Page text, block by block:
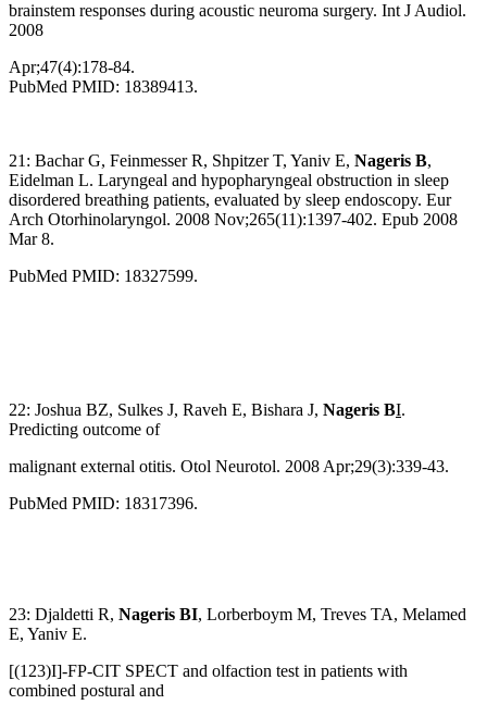
brainstem responses during acoustic neuroma surgery. Int J Audiol.
2008
Apr;47(4):178-84.
PubMed PMID: 18389413.
21: Bachar G, Feinmesser R, Shpitzer T, Yaniv E, Nageris B,
Eidelman L. Laryngeal and hypopharyngeal obstruction in sleep
disordered breathing patients, evaluated by sleep endoscopy. Eur
Arch Otorhinolaryngol. 2008 Nov;265(11):1397-402. Epub 2008
Mar 8.
PubMed PMID: 18327599.
22: Joshua BZ, Sulkes J, Raveh E, Bishara J, Nageris BI.
Predicting outcome of
malignant external otitis. Otol Neurotol. 2008 Apr;29(3):339-43.
PubMed PMID: 18317396.
23: Djaldetti R, Nageris BI, Lorberboym M, Treves TA, Melamed
E, Yaniv E.
[(123)I]-FP-CIT SPECT and olfaction test in patients with
combined postural and